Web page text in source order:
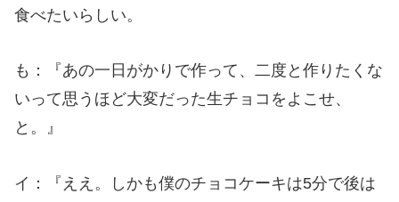
食べたいらしい。
も：『あの一日がかりで作って、二度と作りたくな
いって思うほど大変だった生チョコをよこせ、
と。』
イ：『ええ。しかも僕のチョコケーキは5分で後は